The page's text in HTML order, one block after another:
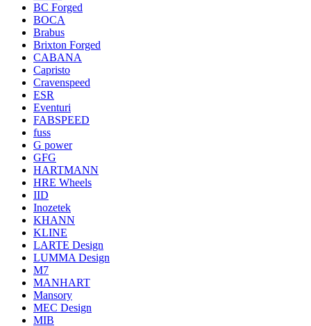
BC Forged
BOCA
Brabus
Brixton Forged
CABANA
Capristo
Cravenspeed
ESR
Eventuri
FABSPEED
fuss
G power
GFG
HARTMANN
HRE Wheels
IID
Inozetek
KHANN
KLINE
LARTE Design
LUMMA Design
M7
MANHART
Mansory
MEC Design
MIB